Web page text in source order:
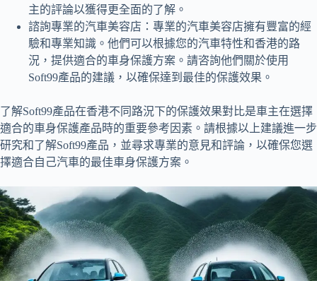
主的評論以獲得更全面的了解。
諮詢專業的汽車美容店：專業的汽車美容店擁有豐富的經
驗和專業知識。他們可以根據您的汽車特性和香港的路
況，提供適合的車身保護方案。請咨詢他們關於使用
Soft99產品的建議，以確保達到最佳的保護效果。
了解Soft99產品在香港不同路況下的保護效果對比是車主在選擇
適合的車身保護產品時的重要參考因素。請根據以上建議進一步
研究和了解Soft99產品，並尋求專業的意見和評論，以確保您選
擇適合自己汽車的最佳車身保護方案。